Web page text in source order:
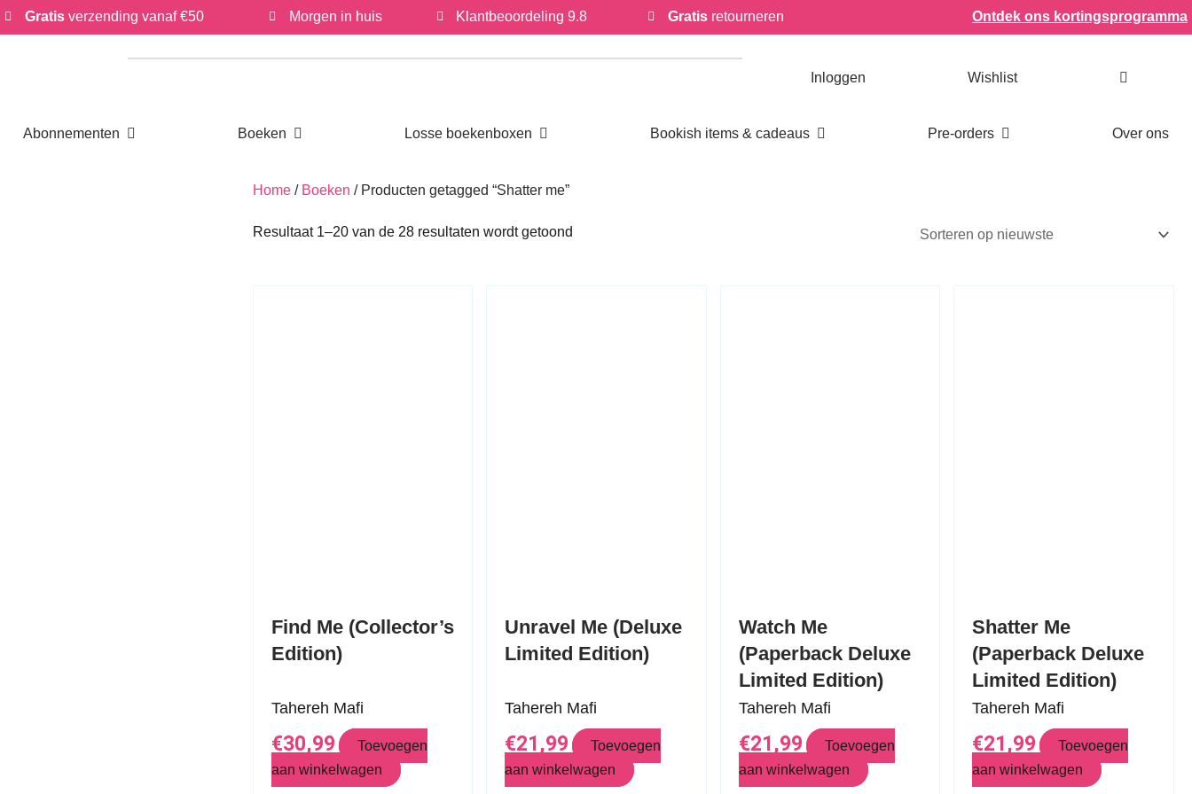
Gratisverzending vanaf €50 Morgen in huis Klantbeoordeling 9.8 Gratisretourneren Ontdek ons kortingsprogramma
Inloggen Wishlist
Abonnementen Open Abonnementen
Boeken Open Boeken Losse boekenboxen Open Losse boekenboxenBookish items & cadeaus Open Bookish items & cadeaus
Pre-orders Open Pre-ordersOver ons
Home /Boeken/ Producten getagged “Shatter me”
Resultaat 1–20 van de 28 resultaten wordt getoond
Find Me
(Collector’s
Tahereh Mafi
€30,99
Toevoegen
aan winkelwagen
Unravel Me
(Deluxe Limited
Tahereh Mafi
€21,99
Toevoegen
aan winkelwagen
Watch Me
(Paperback Deluxe
Limited Edition)
Tahereh Mafi
€21,99
Toevoegen
aan winkelwagen
Shatter Me
(Paperback Deluxe
Limited Edition)
Tahereh Mafi
€21,99
Toevoegen
aan winkelwagen